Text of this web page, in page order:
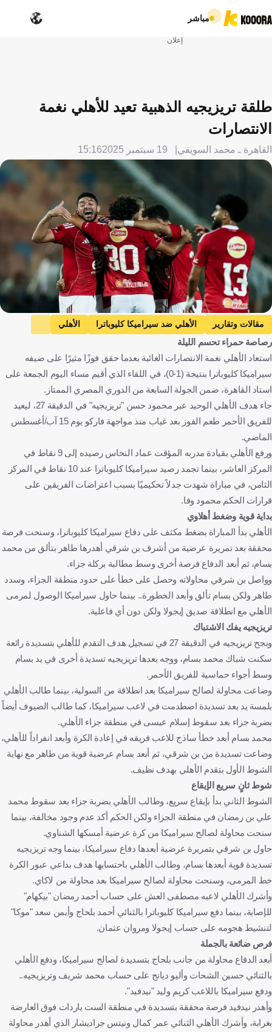
مباشر
إعلان
طلقة تريزيجيه الذهبية تعيد للأهلي نغمة
الانتصارات
القاهرة ـ محمد السويفي 19 سبتمبر 2025 15:16
مقالات وتقارير الأهلي ضد سيراميكا كليوباترا
الأهلي
سيراميكا كليوباترا
كرة قدم
رصاصة حمراء تحسم الليلة
استعاد الأهلي نغمة الانتصارات الغائبة بعدما حقق فوزًا مثيرًا على ضيفه
سيراميكا كليوباترا بنتيجة (1-0)، في اللقاء الذي أقيم مساء اليوم الجمعة على
استاد القاهرة، ضمن الجولة السابعة من الدوري المصري الممتاز.
جاء هدف الأهلي الوحيد عبر محمود حسن "تريزيجيه" في الدقيقة 27، ليعيد
للفريق الأحمر طعم الفوز بعد غياب منذ مواجهة فاركو يوم 15 آب/أغسطس
الماضي.
ورفع الأهلي بقيادة مدربه المؤقت عماد النحاس رصيده إلى 9 نقاط في
المركز العاشر، بينما تجمد رصيد سيراميكا كليوباترا عند 10 نقاط في المركز
الثامن، في مباراة شهدت جدلاً تحكيميًا بسبب اعتراضات الفريقين على
قرارات الحكم محمود وفا.
بداية قوية وضغط أهلاوي
الأهلي بدأ المباراة بضغط مكثف على دفاع سيراميكا كليوباترا، وسنحت فرصة
محققة بعد تمريرة عرضية من أشرف بن شرقي أهدرها طاهر بتألق من محمد
بسام، ثم أبعد الدفاع فرصة أخرى وسط مطالبة بركلة جزاء.
وواصل بن شرقي محاولاته وحصل على خطأ على حدود منطقة الجزاء، وسدد
طاهر ولكن بسام تألق وأبعد الخطورة.. بينما حاول سيراميكا الوصول لمرمى
الأهلي مع انطلاقة صديق إيجولا ولكن دون أي فاعلية.
تريزيجيه يفك الاشتباك
ونجح تريزيجيه في الدقيقة 27 في تسجيل هدف التقدم للأهلي بتسديدة رائعة
سكنت شباك محمد بسام، ووجه بعدها تريزيجيه تسديدة أخرى في يد بسام
وسط أجواء حماسية للفريق الأحمر.
وضاعت محاولة لصالح سيراميكا بعد انطلاقة من السولية، بينما طالب الأهلي
بلمسة يد بعد تسديدة اصطدمت في لاعب سيراميكا، كما طالب الضيوف أيضاً
بضربة جزاء بعد سقوط إسلام عيسى في منطقة جزاء الأهلي.
محمد بسام أبعد خطأ ساذج للاعب فريقه في إعادة الكرة وأبعد انفراداً للأهلي،
وضاعت تسديدة من بن شرقي، ثم أبعد بسام عرضية قوية من طاهر مع نهاية
الشوط الأول بتقدم الأهلي بهدف نظيف.
شوط ثانٍ سريع الإيقاع
الشوط الثاني بدأ بإيقاع سريع، وطالب الأهلي بضربة جزاء بعد سقوط محمد
علي بن رمضان في منطقة الجزاء ولكن الحكم أكد عدم وجود مخالفة، بينما
سنحت محاولة لصالح سيراميكا من كرة عرضية أمسكها الشناوي.
حاول بن شرقي بتمريرة عرضية أبعدها دفاع سيراميكا، بينما وجه تريزيجيه
تسديدة قوية أبعدها بسام، وطالب الأهلي باحتسابها هدف بداعي عبور الكرة
خط المرمى، وسنحت محاولة لصالح سيراميكا بعد محاولة من لاكاي.
وأشرك الأهلي لاعبه مصطفى العش على حساب أحمد رمضان "بيكهام"
للإصابة، بينما دفع سيراميكا كليوباترا بالثنائي أحمد بلحاج وأيمن سعد "موكا"
لتنشيط هجومه على حساب إيجولا ومروان عثمان.
فرص ضائعة بالجملة
أبعد الدفاع محاولة من جانب بلحاج بتسديدة لصالح سيراميكا، ودفع الأهلي
بالثنائي حسين الشحات وأليو ديانج على حساب محمد شريف وتريزيجيه..
ودفع سيراميكا باللاعب كريم وليد "نيدفيد".
وأهدر نيدفيد فرصة محققة بتسديدة في منطقة الست ياردات فوق العارضة
بغرابة، وأشرك الأهلي الثنائي عمر كمال ونيتس جراديشار الذي أهدر محاولة